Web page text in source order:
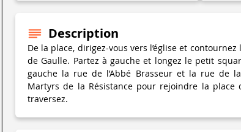
Description
De la place, dirigez-vous vers l’église et
de Gaulle. Partez à gauche et longez le petit
gauche la rue de l’Abbé Brasseur et la rue de
Martyrs de la Résistance pour rejoindre la place
traversez.